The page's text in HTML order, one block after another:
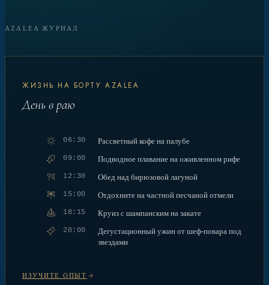
AZALEA ЖУРНАЛ
ЖИЗНЬ НА БОРТУ AZALEA
День в раю
06:30 Рассветный кофе на палубе
09:00 Подводное плавание на оживленном рифе
12:30 Обед над бирюзовой лагуной
15:00 Отдохните на частной песчаной отмели
18:15 Круиз с шампанским на закате
20:00
Дегустационный ужин от шеф-повара под
звездами
ИЗУЧИТЕ ОПЫТ